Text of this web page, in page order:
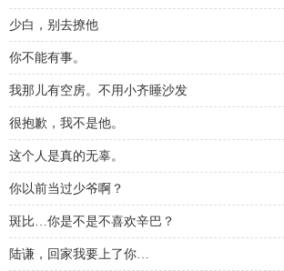
少白，别去撩他
你不能有事。
我那儿有空房。不用小齐睡沙发
很抱歉，我不是他。
这个人是真的无辜。
你以前当过少爷啊？
斑比…你是不是不喜欢辛巴？
陆谦，回家我要上了你…